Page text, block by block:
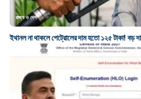
রাজ্য ও দেশ
ইথানল না থাকলে পেট্রোলের দাম হতো ১২৫ টাকা! বড়